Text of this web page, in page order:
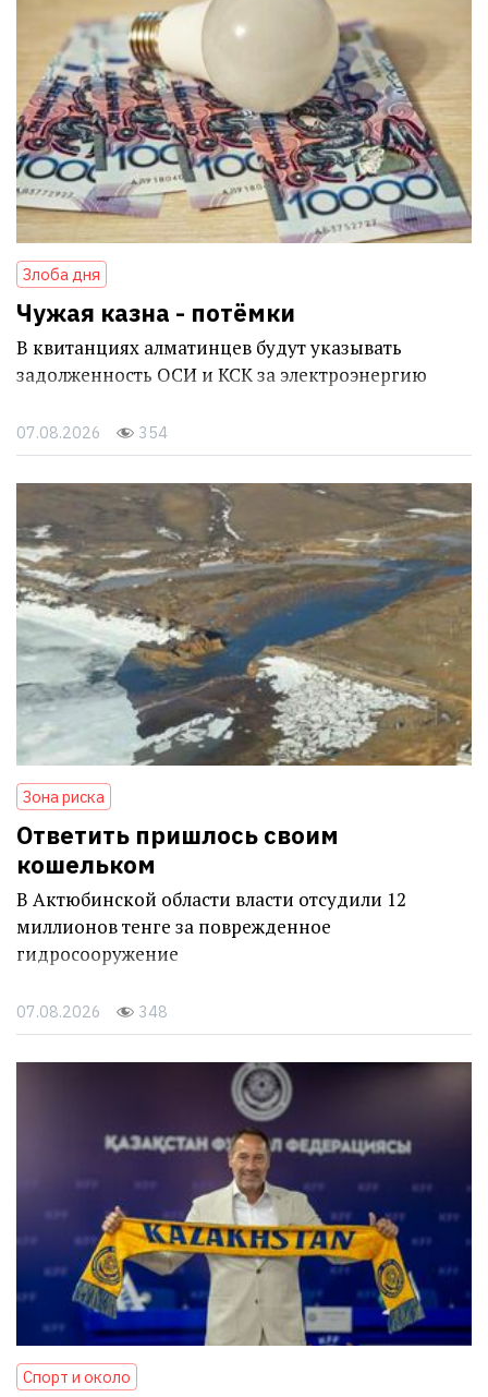
Злоба дня
Чужая казна - потёмки
В квитанциях алматинцев будут указывать
задолженность ОСИ и КСК за электроэнергию
07.08.2026 354
Зона риска
Ответить пришлось своим
кошельком
В Актюбинской области власти отсудили 12
миллионов тенге за поврежденное
гидросооружение
07.08.2026 348
Спорт и около